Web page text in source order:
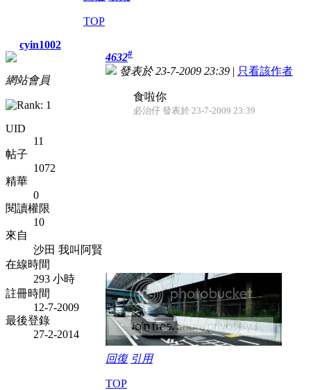
TOP
cyin1002
網站會員
UID
11
帖子
1072
精華
0
閱讀權限
10
來自
沙田 我叫阿賢
在線時間
293 小時
註冊時間
12-7-2009
最後登錄
27-2-2014
4632#
發表於 23-7-2009 23:39 | 只看該作者
食啦你
必治仔 發表於 23-7-2009 23:39
回復 引用
TOP